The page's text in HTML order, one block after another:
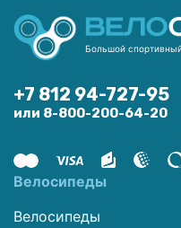
Большой
+7 812 94-727-95
или 8-800-200-64-20
Велосипеды
Велосипеды